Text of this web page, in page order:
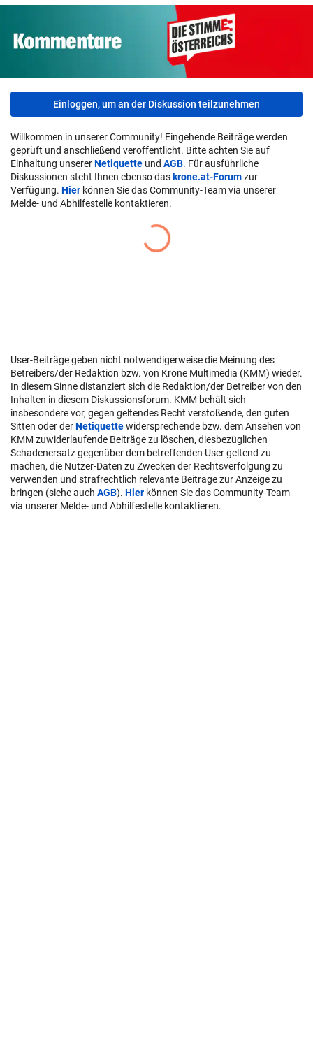
Einloggen, um an der Diskussion teilzunehmen
Willkommen in unserer Community! Eingehende Beiträge werden
geprüft und anschließend veröffentlicht. Bitte achten Sie auf
Einhaltung unsererNetiquette und AGB. Für ausführliche
Diskussionen steht Ihnen ebenso das krone.at-Forumzur
Verfügung. Hier können Sie das Community-Team via unserer
Melde- und Abhilfestelle kontaktieren.
User-Beiträge geben nicht notwendigerweise die Meinung des
Betreibers/der Redaktion bzw. von Krone Multimedia (KMM) wieder.
In diesem Sinne distanziert sich die Redaktion/der Betreiber von den
Inhalten in diesem Diskussionsforum. KMM behält sich
insbesondere vor, gegen geltendes Recht verstoßende, den guten
Sitten oder derNetiquettewidersprechende bzw. dem Ansehen von
KMM zuwiderlaufende Beiträge zu löschen, diesbezüglichen
Schadenersatz gegenüber dem betreffenden User geltend zu
machen, die Nutzer-Daten zu Zwecken der Rechtsverfolgung zu
verwenden und strafrechtlich relevante Beiträge zur Anzeige zu
bringen (siehe auch AGB). Hier können Sie das Community-Team
via unserer Melde- und Abhilfestelle kontaktieren.